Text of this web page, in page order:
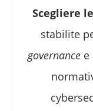
Scegliere
stabilite
governance e